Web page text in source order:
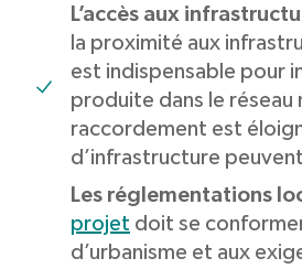
L’accès aux
la proximité aux
est indispensable pour
produite dans le réseau
raccordement est
d’infrastructure
Les réglementations
projet doit se
d’urbanisme et aux